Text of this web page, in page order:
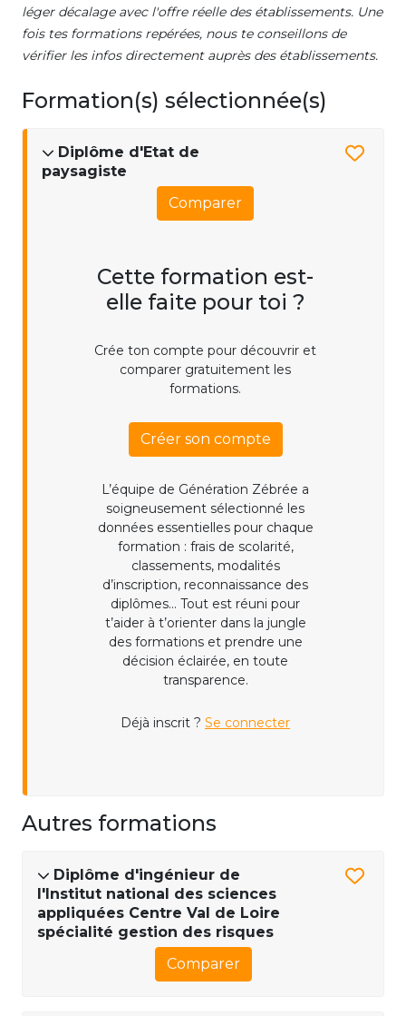
léger décalage avec l'offre réelle des établissements. Une
fois tes formations repérées, nous te conseillons de
vérifier les infos directement auprès des établissements.
Formation(s) sélectionnée(s)
Diplôme d'Etat de
paysagiste
Comparer
Cette formation est-
elle faite pour toi ?
Crée ton compte pour découvrir et
comparer gratuitement les
formations.
Créer son compte
L’équipe de Génération Zébrée a
soigneusement sélectionné les
données essentielles pour chaque
formation : frais de scolarité,
classements, modalités
d’inscription, reconnaissance des
diplômes... Tout est réuni pour
t’aider à t’orienter dans la jungle
des formations et prendre une
décision éclairée, en toute
transparence.
Déjà inscrit ? Se connecter
Autres formations
Diplôme d'ingénieur de
l'Institut national des sciences
appliquées Centre Val de Loire
spécialité gestion des risques
Comparer